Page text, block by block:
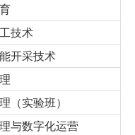
技术
开采技术
（实验班）
与数字化运营